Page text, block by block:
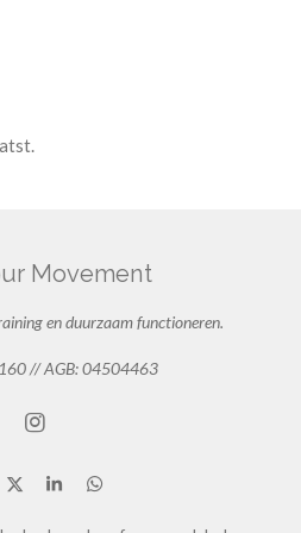
Movement
en duurzaam functioneren.
// AGB: 04504463
I
D
S
D